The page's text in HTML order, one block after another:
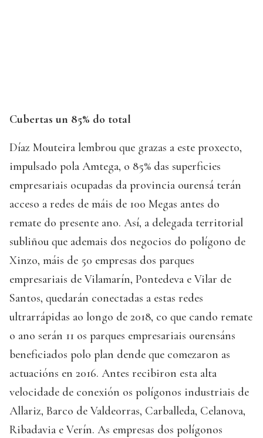
Cubertas un 85% do total
Díaz Mouteira lembrou que grazas a este proxecto,
impulsado pola Amtega, o 85% das superficies
empresariais ocupadas da provincia ourensá terán
acceso a redes de máis de 100 Megas antes do
remate do presente ano. Así, a delegada territorial
subliñou que ademais dos negocios do polígono de
Xinzo, máis de 50 empresas dos parques
empresariais de Vilamarín, Pontedeva e Vilar de
Santos, quedarán conectadas a estas redes
ultrarrápidas ao longo de 2018, co que cando remate
o ano serán 11 os parques empresariais ourensáns
beneficiados polo plan dende que comezaron as
actuacións en 2016. Antes recibiron esta alta
velocidade de conexión os polígonos industriais de
Allariz, Barco de Valdeorras, Carballeda, Celanova,
Ribadavia e Verín. As empresas dos polígonos